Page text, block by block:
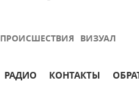
ПРОИСШЕСТВИЯ ВИЗУАЛ
РАДИО КОНТАКТЫ